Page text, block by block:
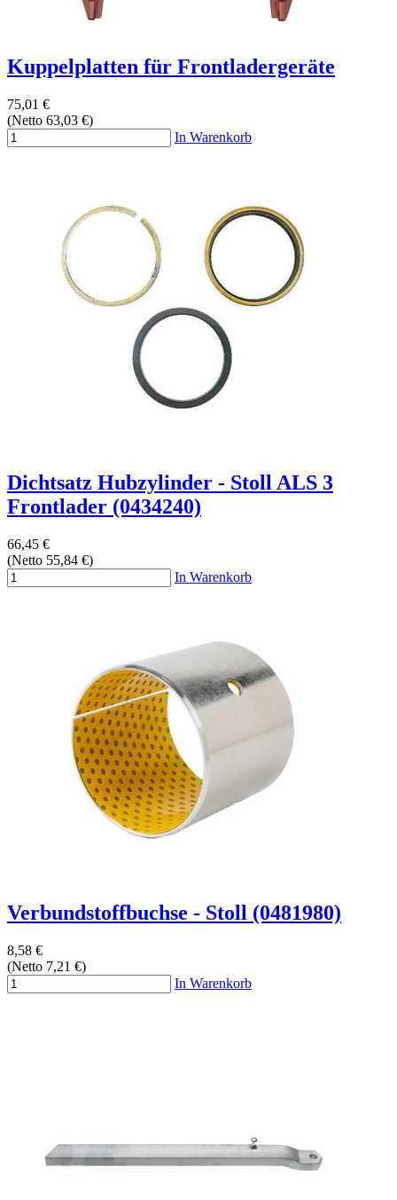
Kuppelplatten für Frontladergeräte
75,01 €
(Netto 63,03 €)
In Warenkorb
Dichtsatz Hubzylinder - Stoll ALS 3
Frontlader (0434240)
66,45 €
(Netto 55,84 €)
In Warenkorb
Verbundstoffbuchse - Stoll (0481980)
8,58 €
(Netto 7,21 €)
In Warenkorb